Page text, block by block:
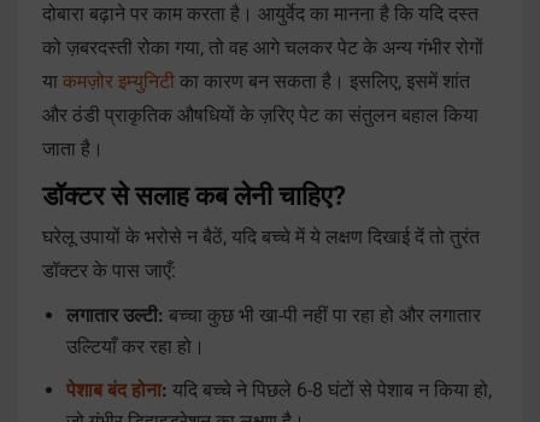
दोबारा बढ़ाने पर काम करता है। आयुर्वेद का मानना है कि यदि दस्त
को ज़बरदस्ती रोका गया, तो वह आगे चलकर पेट के अन्य गंभीर रोगों
या कमज़ोर इम्युनिटी का कारण बन सकता है। इसलिए, इसमें शांत
और ठंडी प्राकृतिक औषधियों के ज़रिए पेट का संतुलन बहाल किया
जाता है।
डॉक्टर से सलाह कब लेनी चाहिए?
घरेलू उपायों के भरोसे न बैठें, यदि बच्चे में ये लक्षण दिखाई दें तो तुरंत
डॉक्टर के पास जाएँ:
लगातार उल्टी: बच्चा कुछ भी खा-पी नहीं पा रहा हो और लगातार
उल्टियाँ कर रहा हो।
पेशाब बंद होना: यदि बच्चे ने पिछले 6-8 घंटों से पेशाब न किया हो,